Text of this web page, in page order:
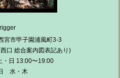
宮市甲子園浦風町3-3
口 総合案内図表記あり)
・日 13:00〜19:00
水・木